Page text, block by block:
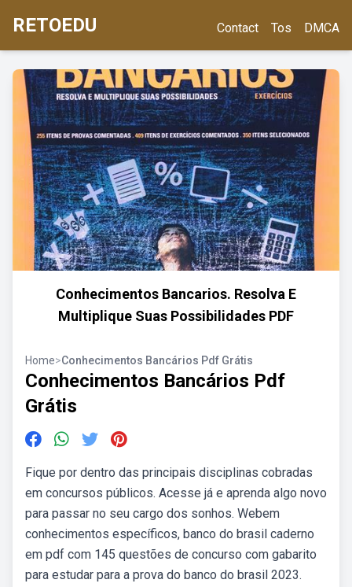
RETOEDU Contact Tos DMCA
Conhecimentos Bancarios. Resolva E
Multiplique Suas Possibilidades PDF
Home>Conhecimentos Bancários Pdf Grátis
Conhecimentos Bancários Pdf
Grátis
Fique por dentro das principais disciplinas cobradas
em concursos públicos. Acesse já e aprenda algo novo
para passar no seu cargo dos sonhos. Webem
conhecimentos específicos, banco do brasil caderno
em pdf com 145 questões de concurso com gabarito
para estudar para a prova do banco do brasil 2023.